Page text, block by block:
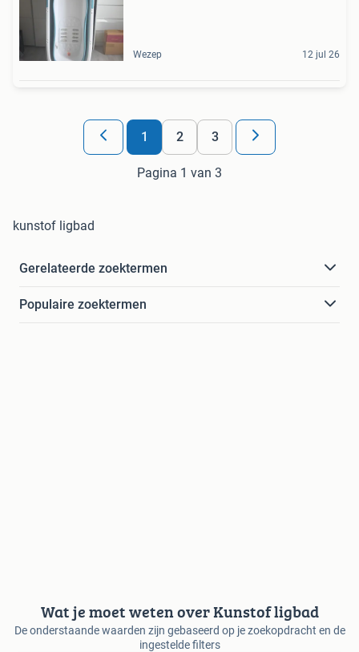
Wezep 12 jul 26
1 2 3
Pagina 1 van 3
kunstof ligbad
Gerelateerde zoektermen
Populaire zoektermen
Wat je moet weten over Kunstof ligbad
De onderstaande waarden zijn gebaseerd op je zoekopdracht en de
ingestelde filters